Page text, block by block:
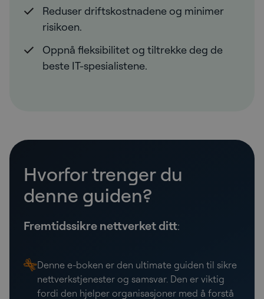
Reduser driftskostnadene og minimer
risikoen.
Oppnå fleksibilitet og tiltrekke deg de
beste IT-spesialistene.
Hvorfor trenger du
denne guiden?
Fremtidssikre nettverket ditt:
Denne e-boken er den ultimate guiden til sikre
nettverkstjenester og samsvar. Den er viktig
fordi den hjelper organisasjoner med å forstå